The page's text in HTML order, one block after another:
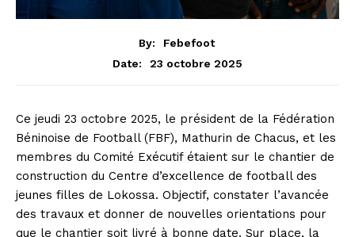
By:
Febefoot
Date:
23 octobre 2025
Ce jeudi 23 octobre 2025, le président de la Fédération
Béninoise de Football (FBF), Mathurin de Chacus, et les
membres du Comité Exécutif étaient sur le chantier de
construction du Centre d’excellence de football des
jeunes filles de Lokossa. Objectif, constater l’avancée
des travaux et donner de nouvelles orientations pour
que le chantier soit livré à bonne date. Sur place, la